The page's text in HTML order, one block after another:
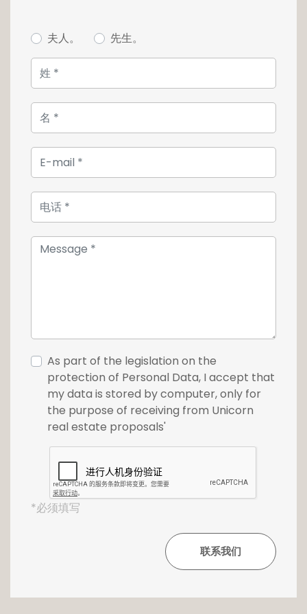
équipements — tout concourt à une
Côté ouest, une terrasse privative complète
harmonieusement le bien. Exposée en fin de
journée, elle constitue un véritable atout pour
profiter des couchers de soleil sur les toits de
la capitale dans un cadre intimiste.
L'avenue de la Porte Neuve figure parmi les
adresses les plus prisées de Luxembourg-Ville.
À deux pas du Plateau du Kirchberg, des
institutions financières, des galeries
commerciales et des grands axes de mobilité,
Un garage intérieur et une cave complètent
ce bien.
Pour plus d'informations ou pour effectuer
une visite, n'hésitez pas à contacter l'agence
Unicorn au +352 26 54 17 17
夫人。 先生。
As part of the legislation on the
protection of Personal Data, I accept that
my data is stored by computer, only for
the purpose of receiving from Unicorn
real estate proposals'
*必须填写